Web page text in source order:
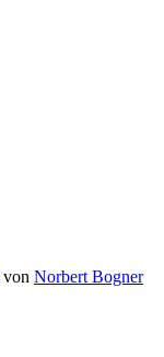
von Norbert Bogner